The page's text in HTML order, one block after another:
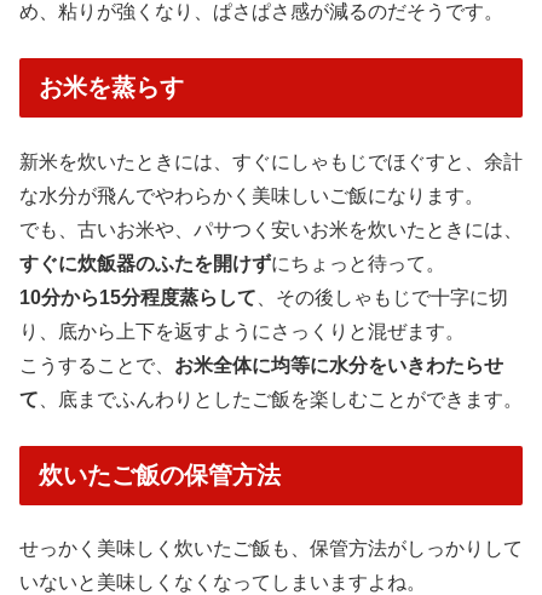
め、粘りが強くなり、ぱさぱさ感が減るのだそうです。
お米を蒸らす
新米を炊いたときには、すぐにしゃもじでほぐすと、余計
な水分が飛んでやわらかく美味しいご飯になります。
でも、古いお米や、パサつく安いお米を炊いたときには、
すぐに炊飯器のふたを開けずにちょっと待って。
10分から15分程度蒸らして 、その後しゃもじで十字に切
り、底から上下を返すようにさっくりと混ぜます。
こうすることで、 お米全体に均等に水分をいきわたらせ
て 、底までふんわりとしたご飯を楽しむことができます。
炊いたご飯の保管方法
せっかく美味しく炊いたご飯も、保管方法がしっかりして
いないと美味しくなくなってしまいますよね。